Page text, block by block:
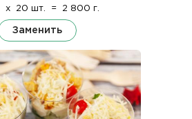
x 20 шт. = 2 800 г.
Заменить